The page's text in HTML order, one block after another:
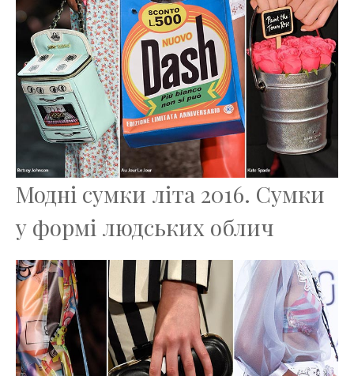
Модні сумки літа 2016. Сумки
у формі людських облич